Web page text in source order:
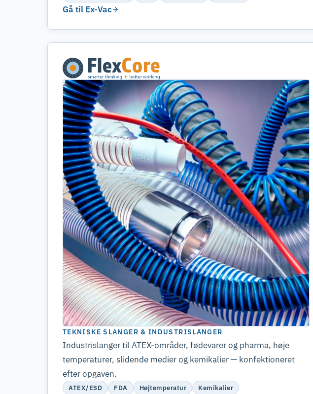
Gå til Ex-Vac
TEKNISKE SLANGER & INDUSTRISLANGER
Industrislanger til ATEX-områder, fødevarer og pharma, høje
temperaturer, slidende medier og kemikalier — konfektioneret
efter opgaven.
ATEX/ESD FDA Højtemperatur Kemikalier